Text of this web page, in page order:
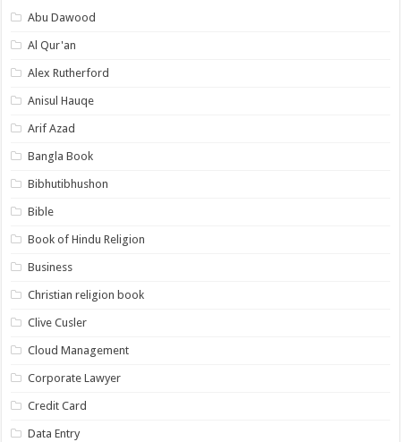
Abu Dawood
Al Qur'an
Alex Rutherford
Anisul Hauqe
Arif Azad
Bangla Book
Bibhutibhushon
Bible
Book of Hindu Religion
Business
Christian religion book
Clive Cusler
Cloud Management
Corporate Lawyer
Credit Card
Data Entry